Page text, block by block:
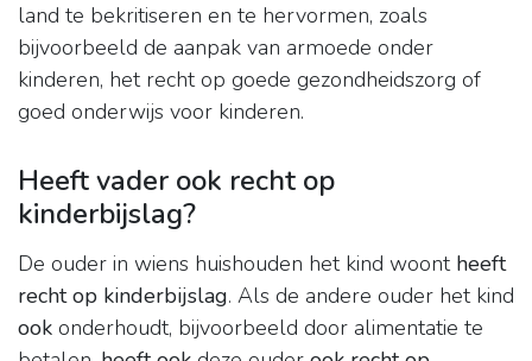
land te bekritiseren en te hervormen, zoals
bijvoorbeeld de aanpak van armoede onder
kinderen, het recht op goede gezondheidszorg of
goed onderwijs voor kinderen.
Heeft vader ook recht op
kinderbijslag?
De ouder in wiens huishouden het kind woont heeft
recht op kinderbijslag. Als de andere ouder het kind
ook onderhoudt, bijvoorbeeld door alimentatie te